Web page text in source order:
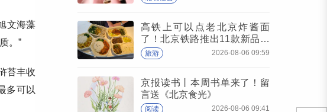
文海藻
。”
苔丰收
多可以
高铁上可以点老北京炸酱面
了！北京铁路推出11款新品高
铁餐
旅游 2026-08-06 09:59
京报读书丨本周书单来了！留
言送《北京食光》
阅读 2026-08-06 09:41